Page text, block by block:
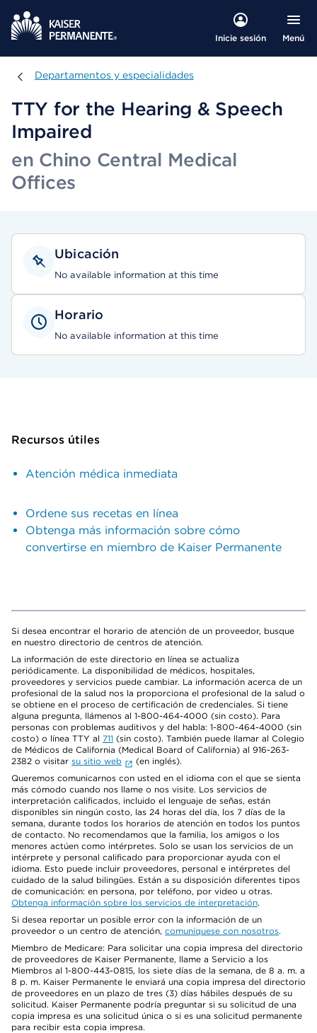
Inicie sesión Menú
Departamentos y especialidades
Departamentos y especialidades
TTY for the Hearing & Speech
Impaired
en Chino Central Medical
Offices
Ubicación
No available information at this time
Horario
No available information at this time
Recursos útiles
Atención médica inmediata
Ordene sus recetas en línea
Obtenga más información sobre cómo
convertirse en miembro de Kaiser Permanente
Si desea encontrar el horario de atención de un proveedor, busque
en nuestro directorio de centros de atención.
La información de este directorio en línea se actualiza
periódicamente. La disponibilidad de médicos, hospitales,
proveedores y servicios puede cambiar. La información acerca de un
profesional de la salud nos la proporciona el profesional de la salud o
se obtiene en el proceso de certificación de credenciales. Si tiene
alguna pregunta, llámenos al 1-800-464-4000 (sin costo). Para
personas con problemas auditivos y del habla: 1-800-464-4000 (sin
costo) o línea TTY al 711 (sin costo). También puede llamar al Colegio
de Médicos de California (Medical Board of California) al 916-263-
2382 o visitar su sitio web
(en inglés).
Queremos comunicarnos con usted en el idioma con el que se sienta
más cómodo cuando nos llame o nos visite. Los servicios de
interpretación calificados, incluido el lenguaje de señas, están
disponibles sin ningún costo, las 24 horas del día, los 7 días de la
semana, durante todos los horarios de atención en todos los puntos
de contacto. No recomendamos que la familia, los amigos o los
menores actúen como intérpretes. Solo se usan los servicios de un
intérprete y personal calificado para proporcionar ayuda con el
idioma. Esto puede incluir proveedores, personal e intérpretes del
cuidado de la salud bilingües. Están a su disposición diferentes tipos
de comunicación: en persona, por teléfono, por video u otras.
Obtenga información sobre los servicios de interpretación.
Si desea reportar un posible error con la información de un
proveedor o un centro de atención, comuníquese con nosotros.
Miembro de Medicare: Para solicitar una copia impresa del directorio
de proveedores de Kaiser Permanente, llame a Servicio a los
Miembros al 1-800-443-0815, los siete días de la semana, de 8 a. m. a
8 p. m. Kaiser Permanente le enviará una copia impresa del directorio
de proveedores en un plazo de tres (3) días hábiles después de su
solicitud. Kaiser Permanente podría preguntar si su solicitud de una
copia impresa es una solicitud única o si es una solicitud permanente
para recibir esta copia impresa.